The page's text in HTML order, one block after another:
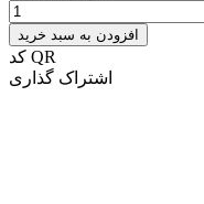
افزودن به سبد خرید
کد QR
اشتراک گذاری